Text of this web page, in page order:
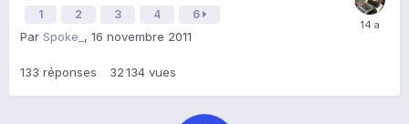
1 2 3 4 6
Par Spoke_ , 16 novembre 2011
133 réponses 32 134 vues